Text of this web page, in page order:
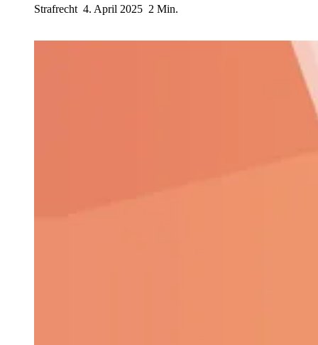
Strafrecht 4. April 2025 2 Min.